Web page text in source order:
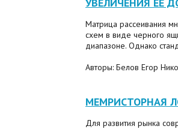
Матрица рассеивания
схем в виде черного
диапазоне. Однако
Авторы: Белов Егор
МЕМРИСТОРНАЯ
Для развития рынка